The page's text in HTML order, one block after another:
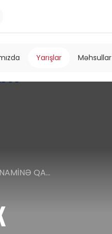
Yarışlar Məhsullar
PARLAQ GƏLƏCƏK NAMİNƏ QAÇ - HYUNDAI RUN